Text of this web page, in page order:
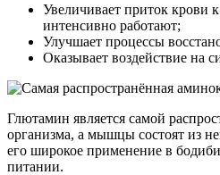
Увеличивает приток крови
интенсивно работают;
Улучшает процессы
Оказывает воздействие на
Глютамин является самой
организма, а мышцы состоят из
его широкое применение в
питании.